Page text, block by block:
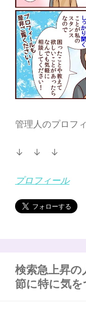
管理人のプロフ
↓ ↓ ↓
プロフィール
検索急上昇
節に特に気を